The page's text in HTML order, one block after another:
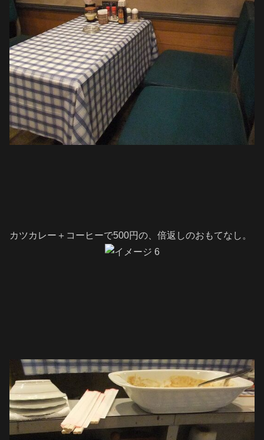
カツカレー＋コーヒーで500円の、倍返しのおもてなし。